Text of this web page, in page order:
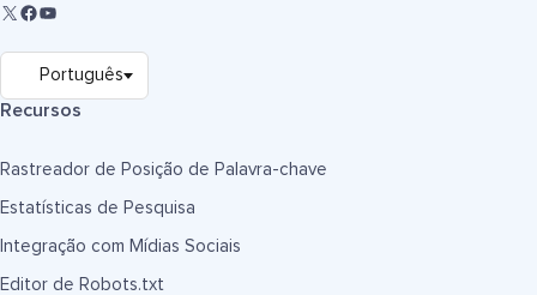
Recursos
Rastreador de Posição de Palavra-chave
Estatísticas de Pesquisa
Integração com Mídias Sociais
Editor de Robots.txt